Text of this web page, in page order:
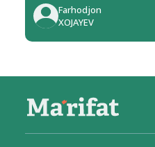
Farhodjon
XOJAYEV